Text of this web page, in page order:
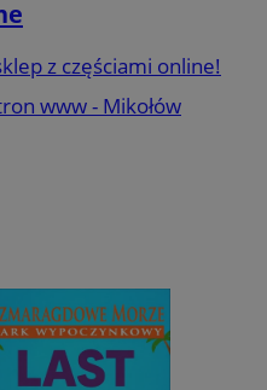
z częściami online!
www - Mikołów